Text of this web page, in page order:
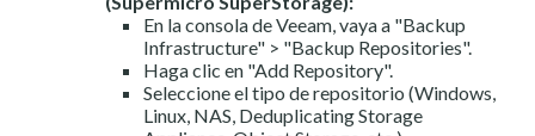
En la consola de Veeam, vaya a "Backup
Infrastructure" > "Backup Repositories".
Haga clic en "Add Repository".
Seleccione el tipo de repositorio (Windows,
Linux, NAS, Deduplicating Storage